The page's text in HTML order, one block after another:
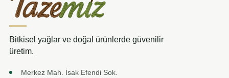
Bitkisel yağlar ve doğal ürünlerde güvenilir
üretim.
Merkez Mah. İsak Efendi Sok.